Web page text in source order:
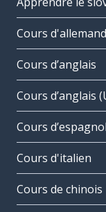
Cours d'allemand
Cours d’anglais
Cours d’anglais
Cours d’espagnol
Cours d'italien
Cours de chinois